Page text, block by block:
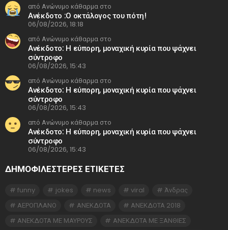
από Ανώνυμο κάθαρμα στο
Ανέκδοτο :Ο οκτάλογος του πότη!
06/08/2026, 18:18
από Ανώνυμο κάθαρμα στο
Ανέκδοτο: Η εύπορη, μοναχική κυρία που ψάχνει
σύντροφο
06/08/2026, 15:43
από Ανώνυμο κάθαρμα στο
Ανέκδοτο: Η εύπορη, μοναχική κυρία που ψάχνει
σύντροφο
06/08/2026, 15:43
από Ανώνυμο κάθαρμα στο
Ανέκδοτο: Η εύπορη, μοναχική κυρία που ψάχνει
σύντροφο
06/08/2026, 15:43
ΔΗΜΟΦΙΛΕΣΤΕΡΕΣ ΕΤΙΚΈΤΕΣ
funny jokes news viral
Άνδρας
ΑΕΡΟΠΛΑΝΟ
ΑΝΕΚΔΟΤΑ
ΑΝΕΚΔΟΤΑ 2018
ΑΝΕΚΔΟΤΑ ΜΕ ΜΑΥΡΟΥΣ
ΑΝΕΚΔΟΤΑ ΜΕ ΞΑΝΘΙΕΣ